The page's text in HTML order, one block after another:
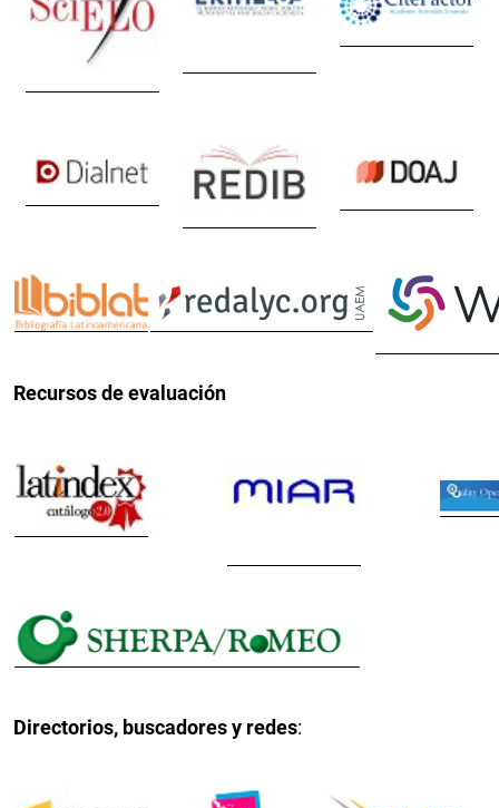
Recursos de evaluación
Directorios, buscadores y redes: